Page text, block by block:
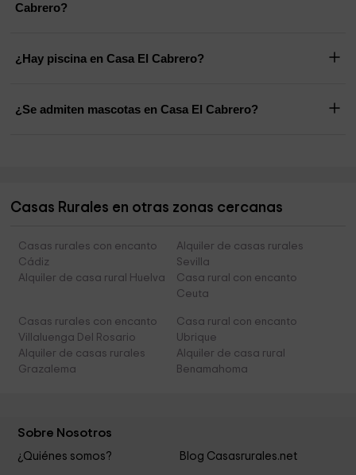
Cabrero?
¿Hay piscina en Casa El Cabrero?
¿Se admiten mascotas en Casa El Cabrero?
Casas Rurales en otras zonas cercanas
Casas rurales con encanto
Cádiz
Alquiler de casas rurales
Sevilla
Alquiler de casa rural Huelva
Casa rural con encanto
Ceuta
Casas rurales con encanto
Villaluenga Del Rosario
Casa rural con encanto
Ubrique
Alquiler de casas rurales
Grazalema
Alquiler de casa rural
Benamahoma
Sobre Nosotros
¿Quiénes somos? Blog Casasrurales.net